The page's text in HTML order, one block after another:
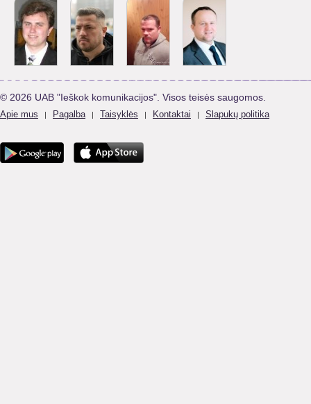
© 2026 UAB "Ieškok komunikacijos". Visos teisės saugomos.
Apie mus | Pagalba | Taisyklės | Kontaktai | Slapukų politika